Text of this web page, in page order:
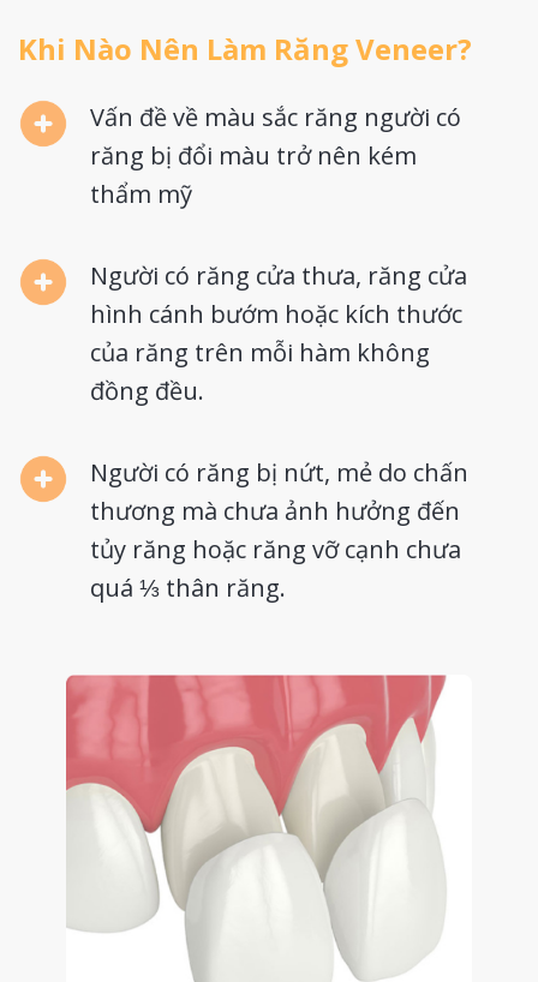
Khi Nào Nên Làm Răng Veneer?
Vấn đề về màu sắc răng người có
răng bị đổi màu trở nên kém
thẩm mỹ
Người có răng cửa thưa, răng cửa
hình cánh bướm hoặc kích thước
của răng trên mỗi hàm không
đồng đều.
Người có răng bị nứt, mẻ do chấn
thương mà chưa ảnh hưởng đến
tủy răng hoặc răng vỡ cạnh chưa
quá ⅓ thân răng.